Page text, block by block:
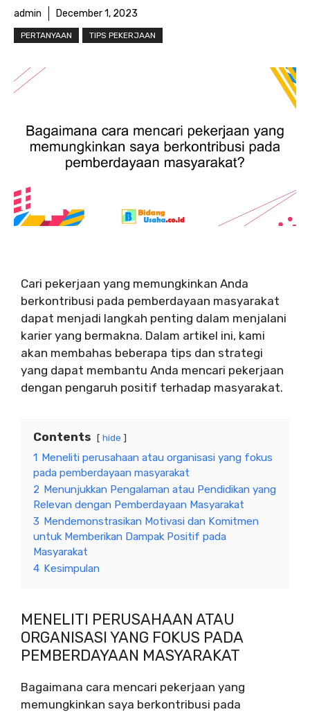
admin December 1, 2023
PERTANYAAN TIPS PEKERJAAN
Cari pekerjaan yang memungkinkan Anda
berkontribusi pada pemberdayaan masyarakat
dapat menjadi langkah penting dalam menjalani
karier yang bermakna. Dalam artikel ini, kami
akan membahas beberapa tips dan strategi
yang dapat membantu Anda mencari pekerjaan
dengan pengaruh positif terhadap masyarakat.
Contents hide
1 Meneliti perusahaan atau organisasi yang fokus
pada pemberdayaan masyarakat
2 Menunjukkan Pengalaman atau Pendidikan yang
Relevan dengan Pemberdayaan Masyarakat
3 Mendemonstrasikan Motivasi dan Komitmen
untuk Memberikan Dampak Positif pada
Masyarakat
4 Kesimpulan
MENELITI PERUSAHAAN ATAU
ORGANISASI YANG FOKUS PADA
PEMBERDAYAAN MASYARAKAT
Bagaimana cara mencari pekerjaan yang
memungkinkan saya berkontribusi pada